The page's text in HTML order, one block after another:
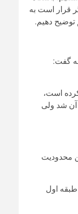
قرار است به
توضیح دهیم.
گفت:
کرده است،
جدی به ۴۰ اصله درخت اطراف آن شد ولی
محدودیت
طبقه اول